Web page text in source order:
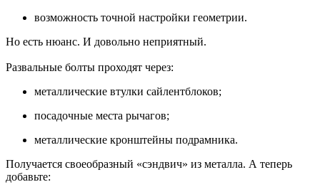
возможность точной настройки геометрии.
Но есть нюанс. И довольно неприятный.
Развальные болты проходят через:
металлические втулки сайлентблоков;
посадочные места рычагов;
металлические кронштейны подрамника.
Получается своеобразный «сэндвич» из металла. А теперь
добавьте: